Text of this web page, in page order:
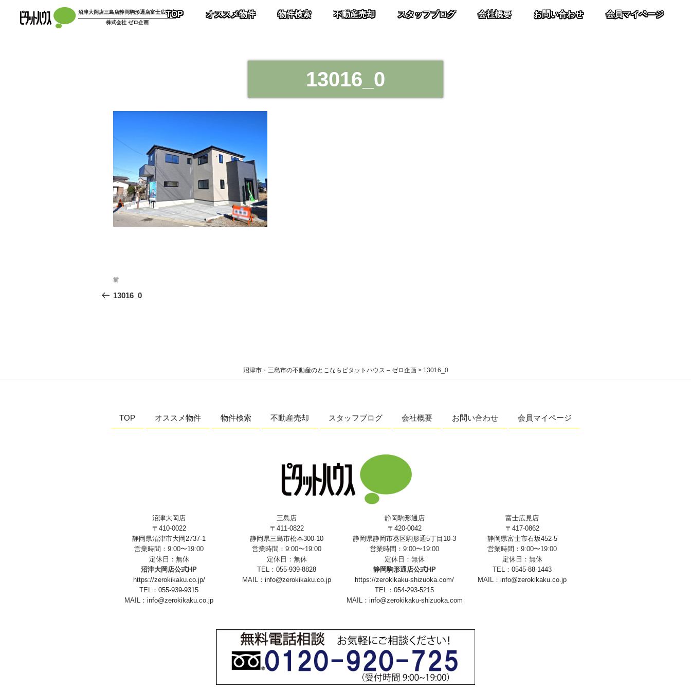
沼津大岡店三島店静岡駒形通店富士広見店
株式会社 ゼロ企画
TOP オススメ物件 物件検索 不動産売却 スタッフブログ 会社概要 お問い合わせ 会員マイページ
13016_0
投
稿
ン
過
去
前
13016_0
沼津市・三島市の不動産のとこならピタットハウス – ゼロ企画> 13016_0
TOP オススメ物件 物件検索 不動産売却 スタッフブログ 会社概要 お問い合わせ 会員マイページ
沼津大岡店
〒410-0022
静岡県沼津市大岡2737-1
営業時間：9:00〜19:00
定休日：無休
沼津大岡店公式HP
https://zerokikaku.co.jp/
TEL： 055-939-9315
MAIL： info@zerokikaku.co.jp
三島店
〒411-0822
静岡県三島市松本300-10
営業時間：9:00〜19:00
定休日：無休
TEL： 055-939-8828
MAIL： info@zerokikaku.co.jp
静岡駒形通店
〒420-0042
静岡県静岡市葵区駒形通5丁目10-3
営業時間：9:00〜19:00
定休日：無休
静岡駒形通店公式HP
https://zerokikaku-shizuoka.com/
TEL： 054-293-5215
MAIL： info@zerokikaku-shizuoka.com
富士広見店
〒417-0862
静岡県富士市石坂452-5
営業時間：9:00〜19:00
定休日：無休
TEL： 0545-88-1443
MAIL： info@zerokikaku.co.jp